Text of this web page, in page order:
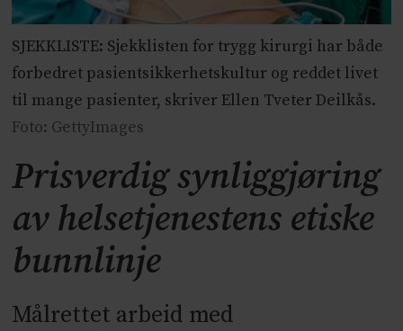
SJEKKLISTE: Sjekklisten for trygg kirurgi har både
forbedret pasientsikkerhetskultur og reddet livet
til mange pasienter, skriver Ellen Tveter Deilkås.
Foto: GettyImages
Prisverdig synliggjøring
av helsetjenestens etiske
bunnlinje
Målrettet arbeid med